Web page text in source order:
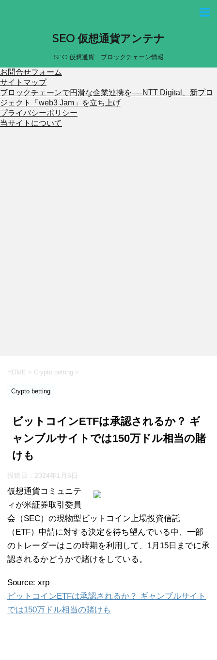
SEO 仮想通貨アンテナ
SEO 仮想通貨 ブロックチェーン情報
お問合せフォーム
サイトマップ
ブロックチェーンで円滑な企業連携を──NTT Digital、新プロ
ジェクト「web3 Jam」を立ち上げ
プライバシーポリシー
当サイトについて
HOME > Crypto betting >
Crypto betting
ビットコインETFは承認されるか？ ギ
ャンブルサイトでは150万ドル相当の賭
けも
投稿日： 2024年1月6日
仮想通貨コミュニテ
ィが米証券取引委員
会（SEC）の現物型ビットコイン上場投資信託
（ETF）申請に対する決定を待ち望んでいる中、一部
のトレーダーはこの時期を利用して、1月15日までに承
認されるかどうかで賭けをしている。
Source: xrp
ビットコインETFは承認されるか？ ギャンブルサイト
では150万ドル相当の賭けも